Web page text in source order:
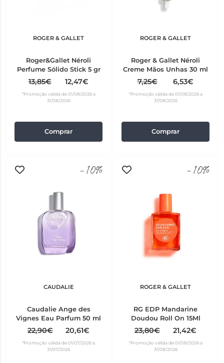
ROGER & GALLET
Roger&Gallet Néroli
Perfume Sólido Stick 5 gr
13,85€ 12,47€
*Promoção válida de 01/08/2026 a
31/08/2026
Comprar
ROGER & GALLET
Roger & Gallet Néroli
Creme Mãos Unhas 30 ml
7,25€ 6,53€
*Promoção válida de 01/08/2026 a
31/08/2026
Comprar
-10%
CAUDALIE
Caudalie Ange des
Vignes Eau Parfum 50 ml
22,90€ 20,61€
*Promoção válida de 01/07/2026 a
31/07/2026
-10%
ROGER & GALLET
RG EDP Mandarine
Doudou Roll On 15Ml
23,80€ 21,42€
*Promoção válida de 01/08/2026 a
31/08/2026